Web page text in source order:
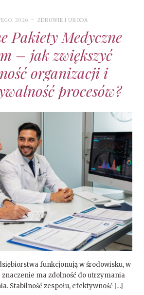
2026 ZDROWIE I URODA
Pakiety Medyczne
– jak zwiększyć
organizacji i
procesów?
funkcjonują w środowisku, w
ma zdolność do utrzymania
Stabilność zespołu, efektywność […]